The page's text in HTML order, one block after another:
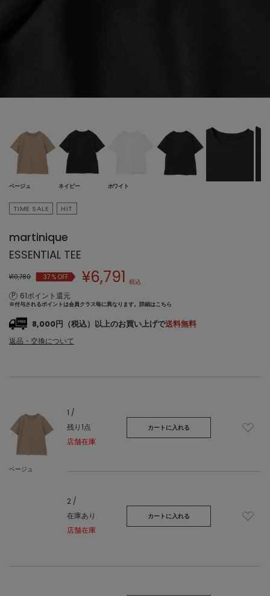
ベージュ ネイビー ホワイト
TIME SALE HIT
martinique
ESSENTIAL TEE
¥10,780 37 % OFF ¥6,791 税込
61ポイント還元
※付与されるポイントは会員クラス毎に異なります。 詳細はこちら
8,000円（税込）以上のお買い上げで送料無料
返品・交換について
ベージュ
1 /
残り1点
店舗在庫
カートに入れる
2 /
在庫あり
店舗在庫
カートに入れる